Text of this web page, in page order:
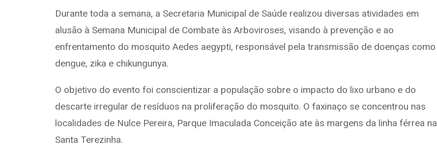
Durante toda a semana, a Secretaria Municipal de Saúde realizou diversas atividades em
alusão à Semana Municipal de Combate às Arboviroses, visando à prevenção e ao
enfrentamento do mosquito Aedes aegypti, responsável pela transmissão de doenças como
dengue, zika e chikungunya.
O objetivo do evento foi conscientizar a população sobre o impacto do lixo urbano e do
descarte irregular de resíduos na proliferação do mosquito. O faxinaço se concentrou nas
localidades de Nulce Pereira, Parque Imaculada Conceição ate às margens da linha férrea na
Santa Terezinha.